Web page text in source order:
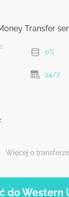
Transfer
0%
24/7
do Western
Więcej o transferze